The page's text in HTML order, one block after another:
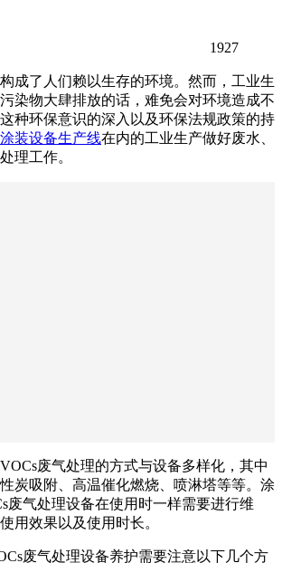
1927
成了人们赖以生存的环境。然而，工业生
染物大肆排放的话，难免会对环境造成不
种环保意识的深入以及环保法规政策的持
涂装设备生产线在内的工业生产做好废水、
理工作。
废气处理的方式与设备多样化，其中
炭吸附、高温催化燃烧、喷淋塔等等。涂
废气处理设备在使用时一样需要进行维
用效果以及使用时长。
废气处理设备养护需要注意以下几个方